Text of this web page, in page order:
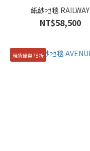
紙紗地毯 RAILWAY
NT$58,500
現貨優惠78折